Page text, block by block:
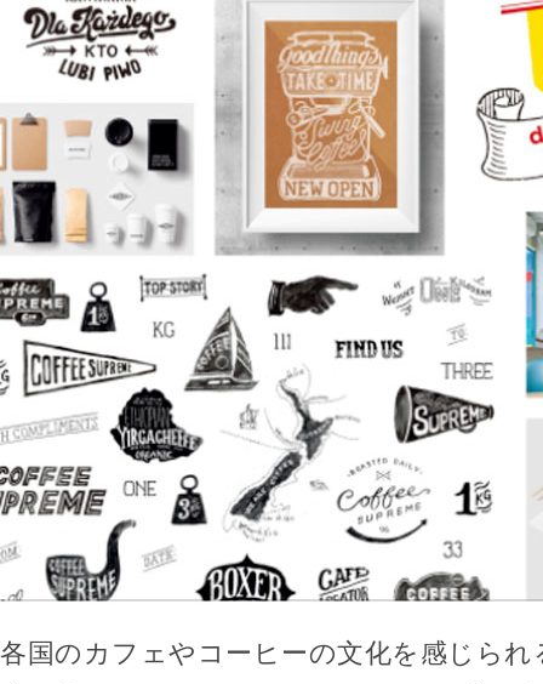
各国のカフェやコーヒーの文化を感じら